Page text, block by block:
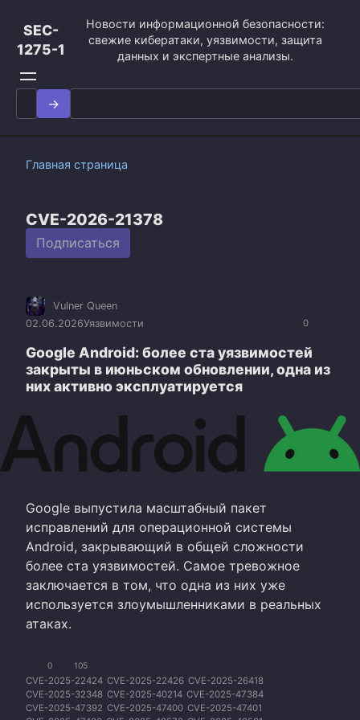
контенту
SEC-
1275-1
Новости информационной безопасности:
свежие кибератаки, уязвимости, защита
данных и экспертные анализы.
Search
for:
Главная страница
CVE-2026-21378
Подписаться
0
Vulner Queen
02.06.2026Уязвимости
Google Android: более ста уязвимостей
закрыты в июньском обновлении, одна из
них активно эксплуатируется
Google выпустила масштабный пакет
исправлений для операционной системы
Android, закрывающий в общей сложности
более ста уязвимостей. Самое тревожное
заключается в том, что одна из них уже
используется злоумышленниками в реальных
атаках.
0 105
CVE-2025-22424 CVE-2025-22426 CVE-2025-26418
CVE-2025-32348 CVE-2025-40214 CVE-2025-47384
CVE-2025-47392 CVE-2025-47400 CVE-2025-47401